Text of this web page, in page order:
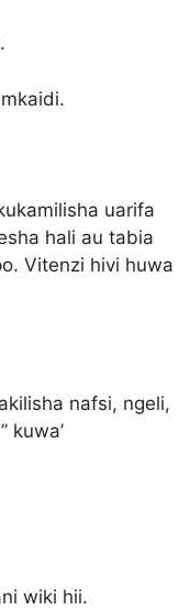
uarifa
hali au tabia
Vitenzi hivi huwa
nafsi, ngeli,
kuwa’
wiki hii.